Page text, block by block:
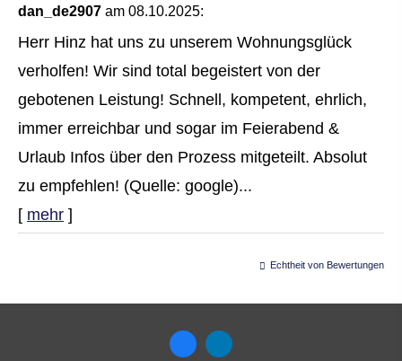
dan_de2907 am 08.10.2025:
Herr Hinz hat uns zu unserem Wohnungsglück
verholfen! Wir sind total begeistert von der
gebotenen Leistung! Schnell, kompetent, ehrlich,
immer erreichbar und sogar im Feierabend &
Urlaub Infos über den Prozess mitgeteilt. Absolut
zu empfehlen! (Quelle: google)...
[ mehr ]
Echtheit von Bewertungen